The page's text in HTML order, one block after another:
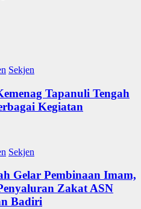
Sekjen
Tapanuli Tengah
Kegiatan
Sekjen
Gelar Pembinaan Imam,
Zakat ASN
Badiri